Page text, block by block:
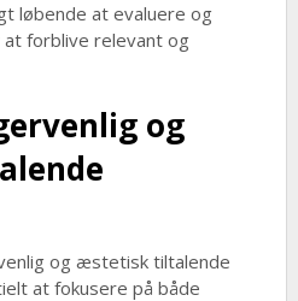
løbende at evaluere og
forblive relevant og
og
og æstetisk tiltalende
at fokusere på både